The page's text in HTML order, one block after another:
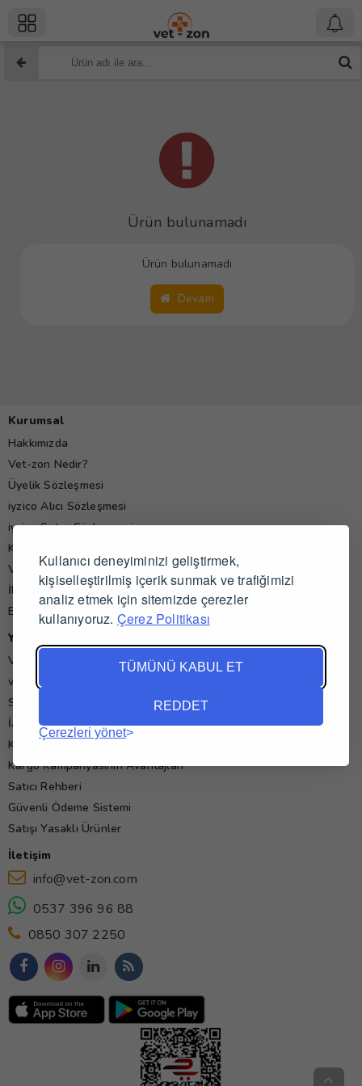
Kullanıcı deneyiminizi geliştirmek,
kişiselleştirilmiş içerik sunmak ve trafiğimizi
analiz etmek için sitemizde çerezler
kullanıyoruz. Çerez Politikası
TÜMÜNÜ KABUL ET
REDDET
Çerezleri yönet
Ürün bulunamadı
Ürün bulunamadı
Devam
Kurumsal
Hakkımızda
Vet-zon Nedir?
Üyelik Sözleşmesi
iyzico Alıcı Sözleşmesi
iyzico Satıcı Sözleşmesi
Kişisel Verilerin Korunması Politikası
Veteriner Hekim Yorumları
İletişim
Blog
Yardım
Veteriner İş İlanları
vet-zon'da Alışveriş ve Satış
Sık Sorulan Sorular
İade ve İptal Koşulları
Kullanım Koşulları
Kargo Kampanyasının Avantajları
Satıcı Rehberi
Güvenli Ödeme Sistemi
Satışı Yasaklı Ürünler
İletişim
info@vet-zon.com
0537 396 96 88
0850 307 2250